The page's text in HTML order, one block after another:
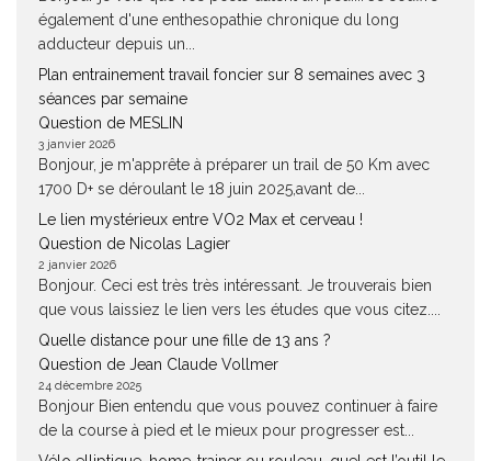
également d'une enthesopathie chronique du long
adducteur depuis un...
Plan entrainement travail foncier sur 8 semaines avec 3
séances par semaine
Question de MESLIN
3 janvier 2026
Bonjour, je m'apprête à préparer un trail de 50 Km avec
1700 D+ se déroulant le 18 juin 2025,avant de...
Le lien mystérieux entre VO2 Max et cerveau !
Question de Nicolas Lagier
2 janvier 2026
Bonjour. Ceci est très très intéressant. Je trouverais bien
que vous laissiez le lien vers les études que vous citez....
Quelle distance pour une fille de 13 ans ?
Question de Jean Claude Vollmer
24 décembre 2025
Bonjour Bien entendu que vous pouvez continuer à faire
de la course à pied et le mieux pour progresser est...